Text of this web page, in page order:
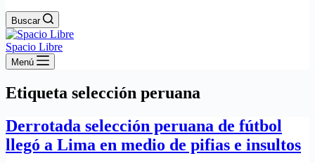
Buscar
Spacio Libre
Menú
Etiqueta selección peruana
Derrotada selección peruana de fútbol
llegó a Lima en medio de pifias e insultos